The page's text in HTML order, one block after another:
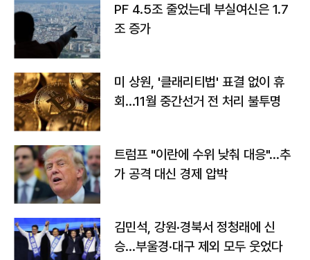
PF 4.5조 줄었는데 부실여신은 1.7
조 증가
미 상원, '클래리티법' 표결 없이 휴
회…11월 중간선거 전 처리 불투명
트럼프 "이란에 수위 낮춰 대응"…추
가 공격 대신 경제 압박
김민석, 강원·경북서 정청래에 신
승…부울경·대구 제외 모두 웃었다